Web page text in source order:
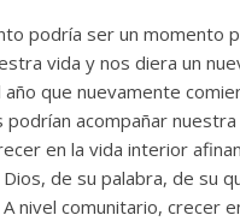
podría ser un momento
vida y nos diera un
que nuevamente
acompañar nuestra
en la vida interior
de su palabra, de su
A nivel comunitario, crecer